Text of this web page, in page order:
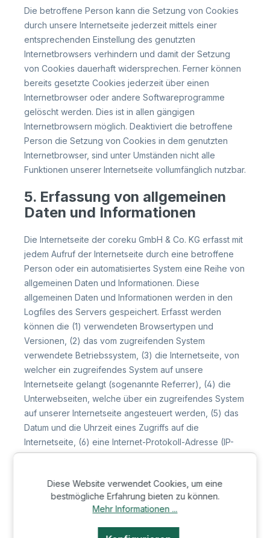
Die betroffene Person kann die Setzung von Cookies
durch unsere Internetseite jederzeit mittels einer
entsprechenden Einstellung des genutzten
Internetbrowsers verhindern und damit der Setzung
von Cookies dauerhaft widersprechen. Ferner können
bereits gesetzte Cookies jederzeit über einen
Internetbrowser oder andere Softwareprogramme
gelöscht werden. Dies ist in allen gängigen
Internetbrowsern möglich. Deaktiviert die betroffene
Person die Setzung von Cookies in dem genutzten
Internetbrowser, sind unter Umständen nicht alle
Funktionen unserer Internetseite vollumfänglich nutzbar.
5. Erfassung von allgemeinen
Daten und Informationen
Die Internetseite der coreku GmbH & Co. KG erfasst mit
jedem Aufruf der Internetseite durch eine betroffene
Person oder ein automatisiertes System eine Reihe von
allgemeinen Daten und Informationen. Diese
allgemeinen Daten und Informationen werden in den
Logfiles des Servers gespeichert. Erfasst werden
können die (1) verwendeten Browsertypen und
Versionen, (2) das vom zugreifenden System
verwendete Betriebssystem, (3) die Internetseite, von
welcher ein zugreifendes System auf unsere
Internetseite gelangt (sogenannte Referrer), (4) die
Unterwebseiten, welche über ein zugreifendes System
auf unserer Internetseite angesteuert werden, (5) das
Datum und die Uhrzeit eines Zugriffs auf die
Internetseite, (6) eine Internet-Protokoll-Adresse (IP-
Adresse), (7) der Internet-Service-Provider des
und Informationen, die der Gefahrenabwehr im Falle
von Angriffen auf unsere informationstechnologischen
Diese Website verwendet Cookies, um eine
bestmögliche Erfahrung bieten zu können.
Mehr Informationen ...